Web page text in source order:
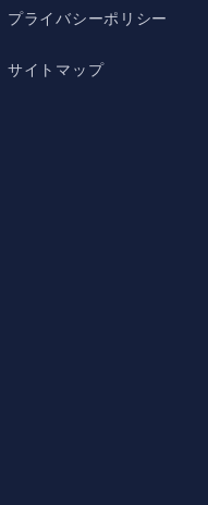
プライバシーポリシー
サイトマップ